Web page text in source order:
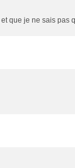
que je ne sais pas